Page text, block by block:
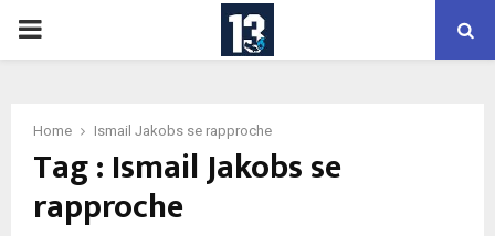
PRIMARY
Home Ismail Jakobs se rapproche
Tag : Ismail Jakobs se
rapproche